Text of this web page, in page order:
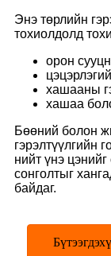
Энэ төрлийн
тохиолдолд
орон
хашааны
хашаа
Бөөний болон
гэрэлтүүлгийн
нийт үнэ
сонголтыг
байдаг.